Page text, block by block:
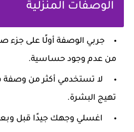
الوصفات المنزلية
جربي الوصفة أولًا على جزء
من عدم وجود حساسية.
لا تستخدمي أكثر من
تهيج البشرة.
اغسلي وجهك جيدًا قبل